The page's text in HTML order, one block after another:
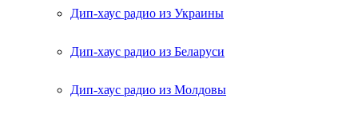
Дип-хаус радио из Украины
Дип-хаус радио из Беларуси
Дип-хаус радио из Молдовы